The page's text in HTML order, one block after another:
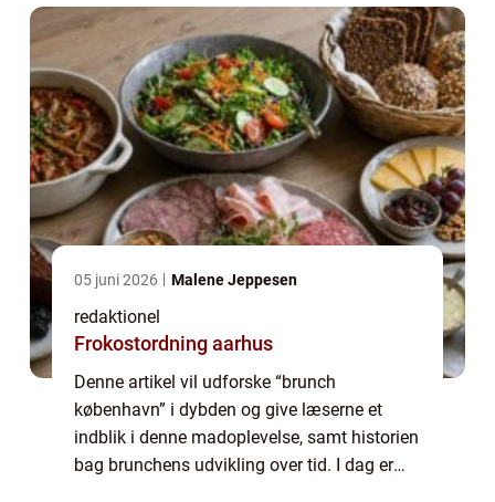
05 juni 2026 Malene Jeppesen
redaktionel
Frokostordning aarhus
Denne artikel vil udforske “brunch
københavn” i dybden og give læserne et
indblik i denne madoplevelse, samt historien
bag brunchens udvikling over tid. I dag er